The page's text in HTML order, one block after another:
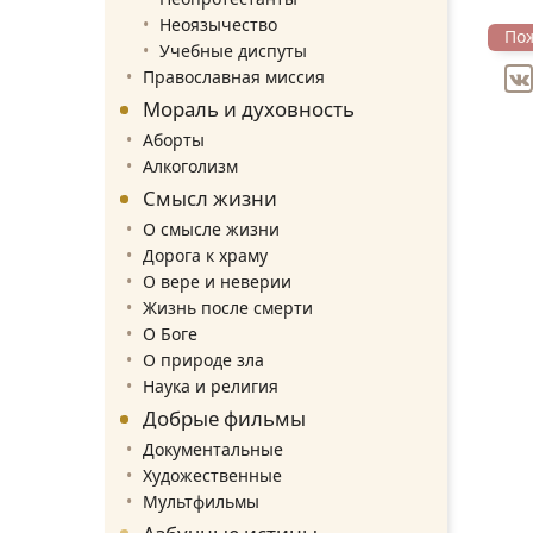
Неоязычество
Учебные диспуты
Православная миссия
Мораль и духовность
Аборты
Алкоголизм
Смысл жизни
О смысле жизни
Дорога к храму
О вере и неверии
Жизнь после смерти
О Боге
О природе зла
Наука и религия
Добрые фильмы
Документальные
Художественные
Мультфильмы